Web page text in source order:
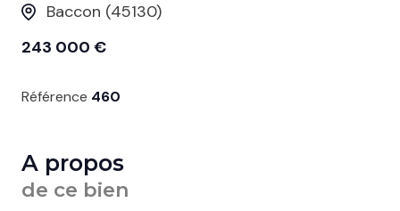
Baccon (45130)
243 000 €
Référence 460
A propos
de ce bien